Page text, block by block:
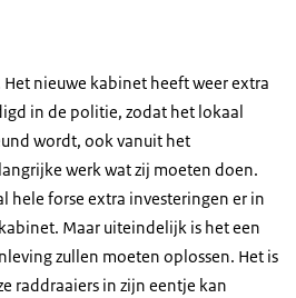
Het nieuwe kabinet heeft weer extra
in de politie, zodat het lokaal
wordt, ook vanuit het
werk wat zij moeten doen.
hele forse extra investeringen er in
Maar uiteindelijk is het een
zullen moeten oplossen. Het is
raddraaiers in zijn eentje kan